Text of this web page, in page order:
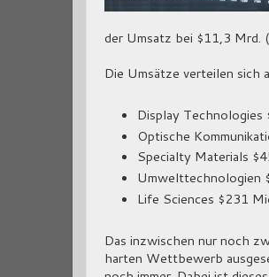
der Umsatz bei $11,3 Mrd.
Die Umsätze verteilen sich
Display
Optische
Specialty Materials
Umwelttechnologien
Life Sciences $231
Das inzwischen nur noch
harten Wettbewerb